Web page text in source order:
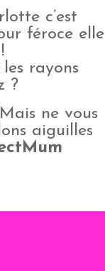
c’est
féroce elle
rayons
?
ne vous
aiguilles